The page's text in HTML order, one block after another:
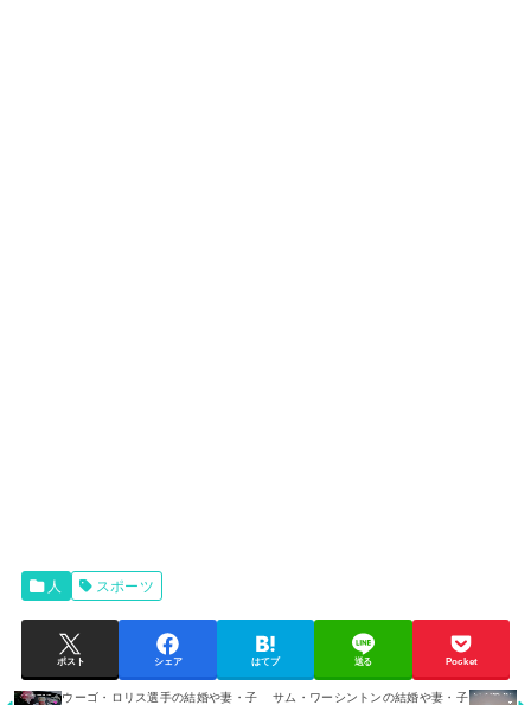
人 スポーツ
ポスト シェア はてブ 送る Pocket
ウーゴ・ロリス選手の結婚や妻・子
サム・ワーシントンの結婚や妻・子